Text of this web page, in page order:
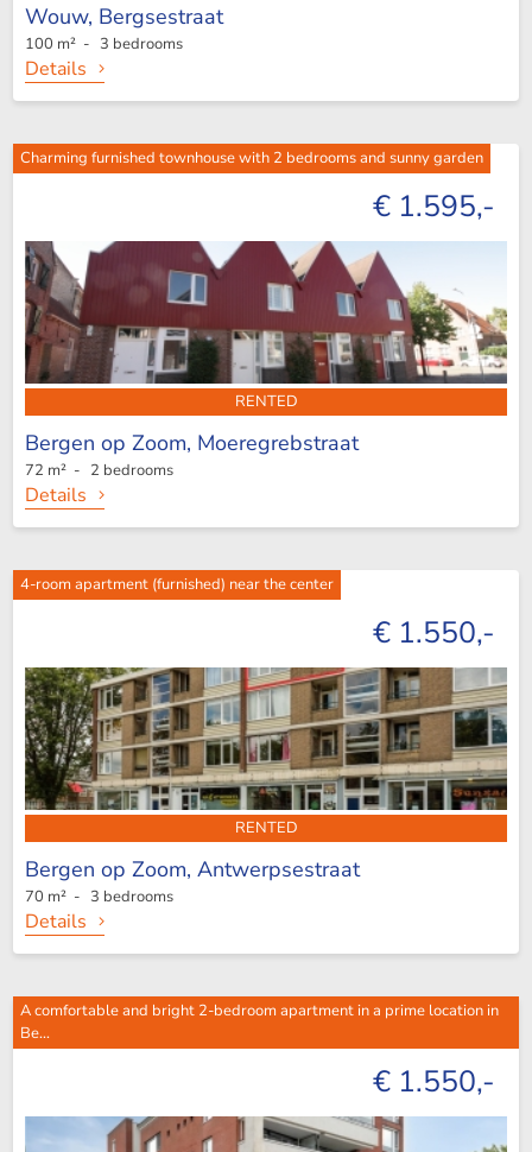
Wouw, Bergsestraat
100 m² - 3 bedrooms
Details
Charming furnished townhouse with 2 bedrooms and sunny garden
€ 1.595,-
RENTED
Bergen op Zoom, Moeregrebstraat
72 m² - 2 bedrooms
Details
4-room apartment (furnished) near the center
€ 1.550,-
RENTED
Bergen op Zoom, Antwerpsestraat
70 m² - 3 bedrooms
Details
A comfortable and bright 2-bedroom apartment in a prime location in
Be...
€ 1.550,-